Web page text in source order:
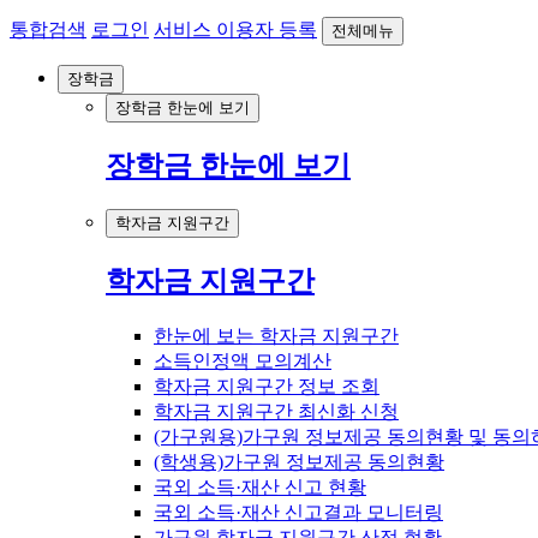
통합검색 로그인 서비스 이용자 등록 전체메뉴
장학금
장학금 한눈에 보기
장학금 한눈에 보기
학자금 지원구간
학자금 지원구간
한눈에 보는 학자금 지원구간
소득인정액 모의계산
학자금 지원구간 정보 조회
학자금 지원구간 최신화 신청
(가구원용)가구원 정보제공 동의현황 및 동의
(학생용)가구원 정보제공 동의현황
국외 소득·재산 신고 현황
국외 소득·재산 신고결과 모니터링